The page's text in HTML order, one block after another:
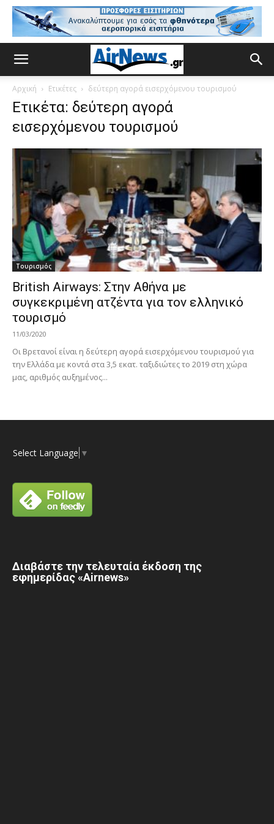
Αρχική Ετικέτες δεύτερη αγορά εισερχόμενου τουρισμού
Ετικέτα: δεύτερη αγορά
εισερχόμενου τουρισμού
Τουρισμός
British Airways: Στην Αθήνα με
συγκεκριμένη ατζέντα για τον ελληνικό
τουρισμό
11/03/2020
Οι Βρετανοί είναι η δεύτερη αγορά εισερχόμενου τουρισμού για
την Ελλάδα με κοντά στα 3,5 εκατ. ταξιδιώτες το 2019 στη χώρα
μας, αριθμός αυξημένος...
Select Language ▼
Διαβάστε την τελευταία έκδοση της
εφημερίδας «Airnews»